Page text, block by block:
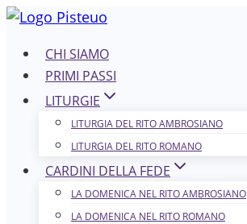
Salta
contenutoCHI SIAMO
PRIMI PASSI
LITURGIE
LITURGIA DEL RITO AMBROSIANO
LITURGIA DEL RITO ROMANO
CARDINI DELLA FEDE
LA DOMENICA NEL R​​​​​​ITO AMBROSIANO
LA DOMENICA NEL RITO ROMANO